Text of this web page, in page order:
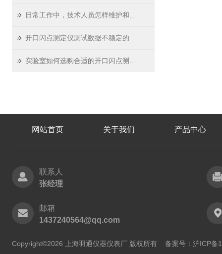
网站首页 关于我们 产品中心
联系人
张经理
邮箱
1437240564@qq.com
Copyright©2026 上海羽通仪器仪表厂 版权所有 备案号：沪ICP备